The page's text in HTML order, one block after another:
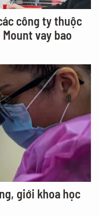
công ty thuộc
vay bao
giới khoa học